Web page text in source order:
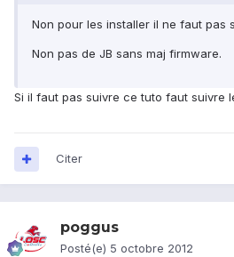
Non pour les installer il ne faut pas
Non pas de JB sans maj firmware.
Si il faut pas suivre ce tuto faut suivre
Citer
poggus
Posté(e) 5 octobre 2012